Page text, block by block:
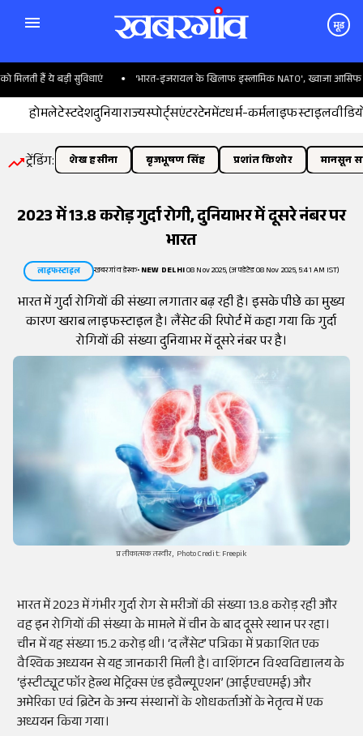
मूड
हैं ये बड़ी सुविधाएं 'भारत-इजरायल के खिलाफ इस्लामिक NATO', ख्वाजा आसिफ ने
होमलेटेस्टदेशदुनियाराज्यस्पोर्ट्सएंटरटेनमेंटधर्म-कर्मलाइफस्टाइल
ट्रेंडिंग: शेख हसीना बृजभूषण सिंह प्रशांत किशोर मानसून
2023 में 13.8 करोड़ गुर्दा रोगी, दुनियाभर में दूसरे नंबर पर
भारत
लाइफस्टाइल खबरगांव डेस्क•NEW DELHI08 Nov 2025, (अपडेटेड 08 Nov 2025, 5:41 AM IST)
भारत में गुर्दा रोगियों की संख्या लगातार बढ़ रही है। इसके पीछे का मुख्य
कारण खराब लाइफस्टाइल है। लैंसेट की रिपोर्ट में कहा गया कि गुर्दा
रोगियों की संख्या दुनियाभर में दूसरे नंबर पर है।
प्रतीकात्मक तस्वीर, Photo Credit: Freepik
भारत में 2023 में गंभीर गुर्दा रोग से मरीजों की संख्या 13.8 करोड़ रही और
वह इन रोगियों की संख्या के मामले में चीन के बाद दूसरे स्थान पर रहा।
चीन में यह संख्या 15.2 करोड़ थी। ‘द लैंसेट’ पत्रिका में प्रकाशित एक
वैश्विक अध्ययन से यह जानकारी मिली है। वाशिंगटन विश्वविद्यालय के
‘इंस्टीट्यूट फॉर हेल्थ मेट्रिक्स एंड इवैल्यूएशन’ (आईएचएमई) और
अमेरिका एवं ब्रिटेन के अन्य संस्थानों के शोधकर्ताओं के नेतृत्व में एक
अध्ययन किया गया।